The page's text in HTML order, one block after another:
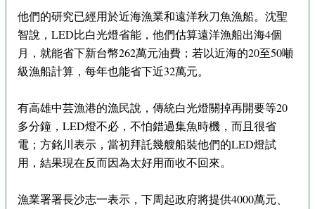
他們的研究已經用於近海漁業和遠洋秋刀魚漁船。沈聖
智說，LED比白光燈省能，他們估算遠洋漁船出海4個
月，就能省下新台幣262萬元油費；若以近海的20至50噸
級漁船計算，每年也能省下近32萬元。
有高雄中芸漁港的漁民說，傳統白光燈關掉再開要等20
多分鐘，LED燈不必，不怕錯過集魚時機，而且很省
電；方銘川表示，當初拜託幾艘船裝他們的LED燈試
用，結果現在反而因為太好用而收不回來。
漁業署署長沙志一表示，下周起政府將提供4000萬元、